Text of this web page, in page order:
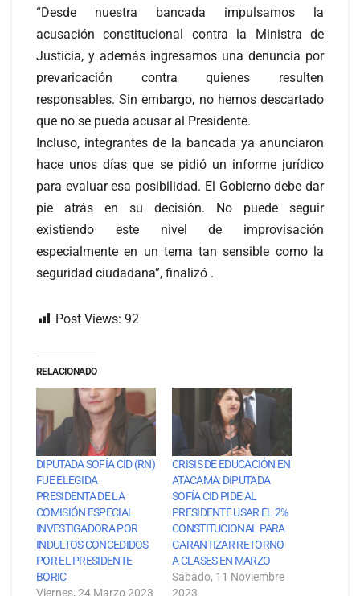
“Desde nuestra bancada impulsamos la
acusación constitucional contra la Ministra de
Justicia, y además ingresamos una denuncia por
prevaricación contra quienes resulten
responsables. Sin embargo, no hemos descartado
que no se pueda acusar al Presidente.
Incluso, integrantes de la bancada ya anunciaron
hace unos días que se pidió un informe jurídico
para evaluar esa posibilidad. El Gobierno debe dar
pie atrás en su decisión. No puede seguir
existiendo este nivel de improvisación
especialmente en un tema tan sensible como la
seguridad ciudadana”, finalizó .
Post Views: 92
RELACIONADO
DIPUTADA SOFÍA CID (RN)
FUE ELEGIDA
PRESIDENTA DE LA
COMISIÓN ESPECIAL
INVESTIGADORA POR
INDULTOS CONCEDIDOS
POR EL PRESIDENTE
BORIC
Viernes, 24 Marzo 2023
CRISIS DE EDUCACIÓN EN
ATACAMA: DIPUTADA
SOFÍA CID PIDE AL
PRESIDENTE USAR EL 2%
CONSTITUCIONAL PARA
GARANTIZAR RETORNO
A CLASES EN MARZO
Sábado, 11 Noviembre
2023